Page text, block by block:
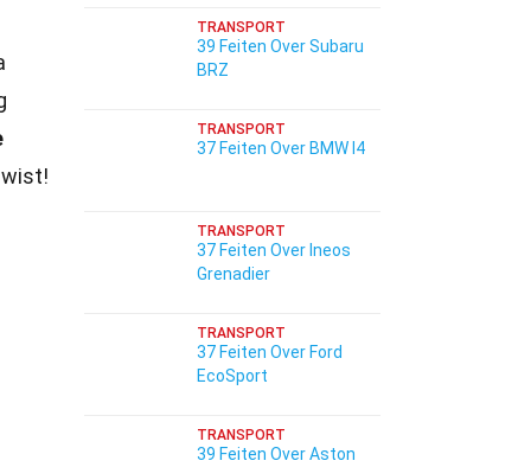
TRANSPORT
39 Feiten Over Subaru
BRZ
TRANSPORT
37 Feiten Over BMW I4
TRANSPORT
37 Feiten Over Ineos
Grenadier
TRANSPORT
37 Feiten Over Ford
EcoSport
TRANSPORT
39 Feiten Over Aston